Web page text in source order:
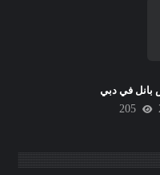
بانل في دبي
205